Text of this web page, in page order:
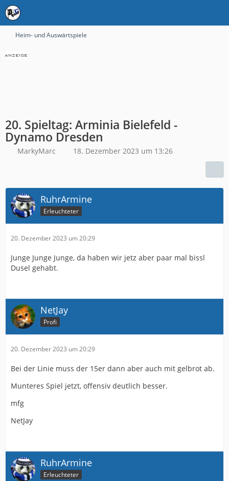
Heim- und Auswärtspiele
20. Spieltag: Arminia Bielefeld -
Dynamo Dresden
MarkyMarc 18. Dezember 2023 um 13:26
RuhrArmine
Erleuchteter
20. Dezember 2023 um 20:29
Junge Junge Junge, da haben wir jetz aber paar mal bissl
Dusel gehabt.
NetJay
Profi
20. Dezember 2023 um 20:29
Bei der Linie muss der 15er dann aber auch mit gelbrot ab.
Munteres Spiel jetzt, offensiv deutlich besser.
mfg
NetJay
RuhrArmine
Erleuchteter